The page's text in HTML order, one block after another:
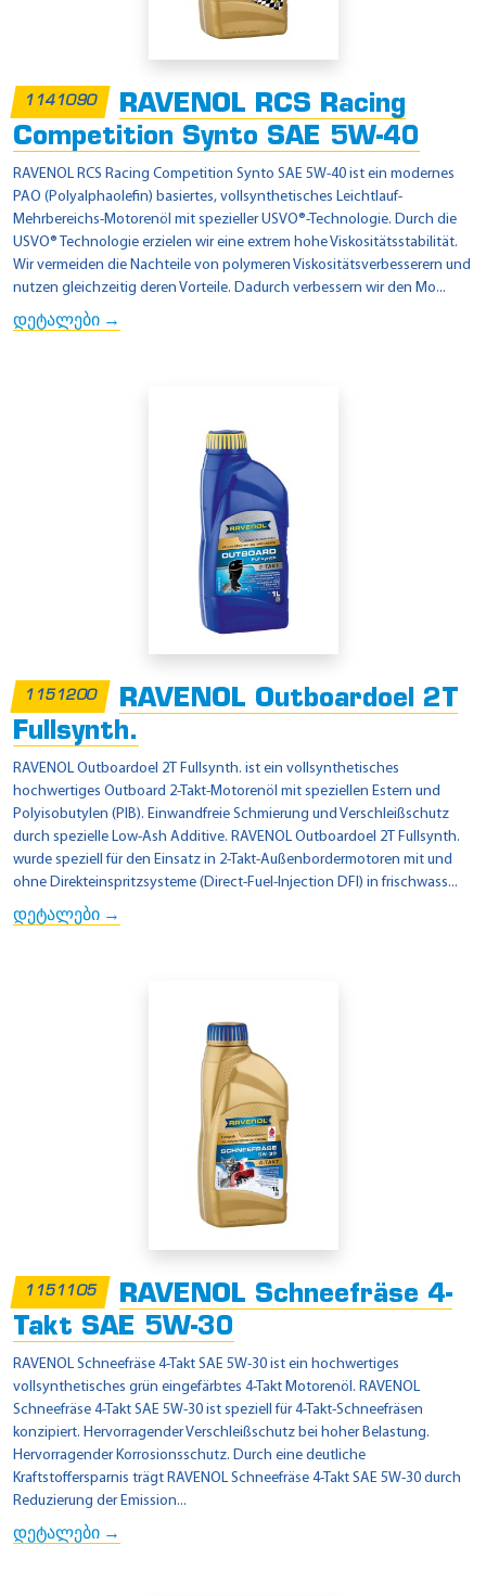
1141090
RAVENOL RCS Racing
Competition Synto SAE 5W-40
RAVENOL RCS Racing Competition Synto SAE 5W-40 ist ein modernes
PAO (Polyalphaolefin) basiertes, vollsynthetisches Leichtlauf-
Mehrbereichs-Motorenöl mit spezieller USVO®-Technologie. Durch die
USVO® Technologie erzielen wir eine extrem hohe Viskositätsstabilität.
Wir vermeiden die Nachteile von polymeren Viskositätsverbesserern und
nutzen gleichzeitig deren Vorteile. Dadurch verbessern wir den Mo...
დეტალები →
1151200
RAVENOL Outboardoel 2T
Fullsynth.
RAVENOL Outboardoel 2T Fullsynth. ist ein vollsynthetisches
hochwertiges Outboard 2-Takt-Motorenöl mit speziellen Estern und
Polyisobutylen (PIB). Einwandfreie Schmierung und Verschleißschutz
durch spezielle Low-Ash Additive. RAVENOL Outboardoel 2T Fullsynth.
wurde speziell für den Einsatz in 2-Takt-Außenbordermotoren mit und
ohne Direkteinspritzsysteme (Direct-Fuel-Injection DFI) in frischwass...
დეტალები →
1151105
RAVENOL Schneefräse 4-
Takt SAE 5W-30
RAVENOL Schneefräse 4-Takt SAE 5W-30 ist ein hochwertiges
vollsynthetisches grün eingefärbtes 4-Takt Motorenöl. RAVENOL
Schneefräse 4-Takt SAE 5W-30 ist speziell für 4-Takt-Schneefräsen
konzipiert. Hervorragender Verschleißschutz bei hoher Belastung.
Hervorragender Korrosionsschutz. Durch eine deutliche
Kraftstoffersparnis trägt RAVENOL Schneefräse 4-Takt SAE 5W-30 durch
Reduzierung der Emission...
დეტალები →